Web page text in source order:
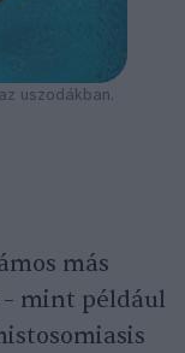
uszodákban.
más
mint például